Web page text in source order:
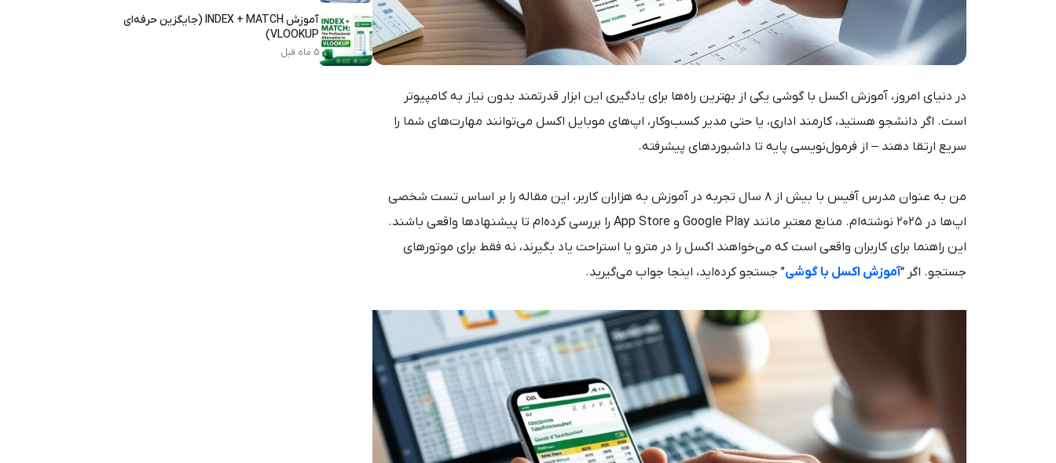
در دنیای امروز، آموزش اکسل با گوشی یکی از بهترین راه‌ها برای یادگیری این ابزار قدرتمند بدون نیاز به کامپیوتر
است. اگر دانشجو هستید، کارمند اداری، یا حتی مدیر کسب‌وکار، اپ‌های موبایل اکسل می‌توانند مهارت‌های شما را
سریع ارتقا دهند – از فرمول‌نویسی پایه تا داشبوردهای پیشرفته.
من به عنوان مدرس آفیس با بیش از ۸ سال تجربه در آموزش به هزاران کاربر، این مقاله را بر اساس تست شخصی
اپ‌ها در ۲۰۲۵ نوشته‌ام. منابع معتبر مانند Google Play و App Store را بررسی کرده‌ام تا پیشنهادها واقعی باشند.
این راهنما برای کاربران واقعی است که می‌خواهند اکسل را در مترو یا استراحت یاد بگیرند، نه فقط برای موتورهای
جستجو. اگر “آموزش اکسل با گوشی” جستجو کرده‌اید، اینجا جواب می‌گیرید.
آموزش INDEX + MATCH (جایگزین حرفه‌ای
VLOOKUP)
5 ماه قبل